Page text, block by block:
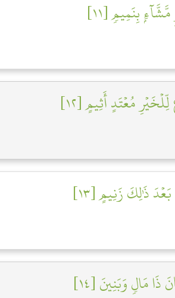
بِنَمِيمٖ [١١]
مُعۡتَدٍ أَثِيمٍ [١٢]
ذَٰلِكَ زَنِيمٍ [١٣]
ذَا مَالٖ وَبَنِينَ [١٤]